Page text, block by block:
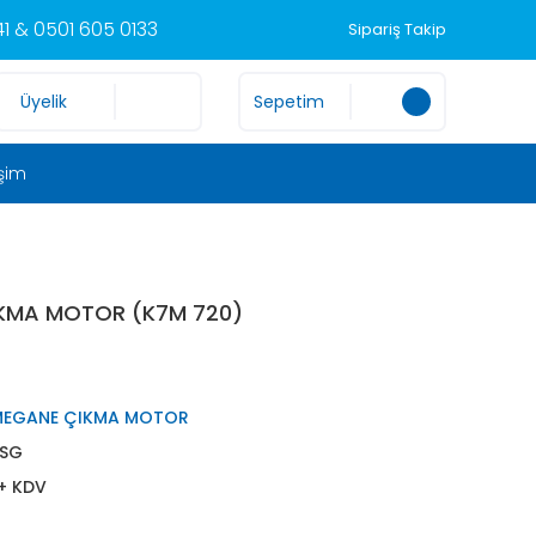
& 0501 605 0133 Sipariş Takip
Üyelik Sepetim
MOTOR (K7M 720)
ÇIKMA MOTOR
KDV